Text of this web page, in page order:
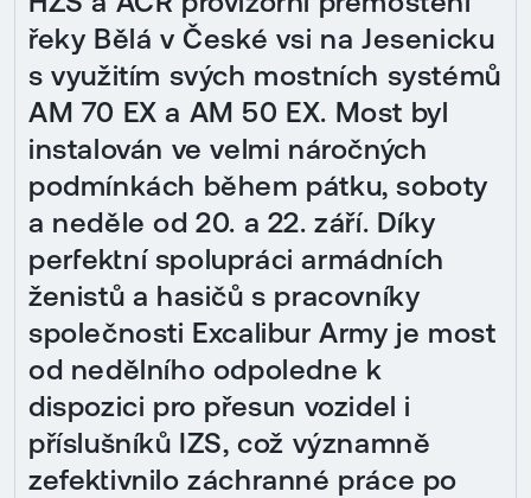
řeky Bělá v České vsi na Jesenicku
s využitím svých mostních systémů
AM 70 EX a AM 50 EX. Most byl
instalován ve velmi náročných
podmínkách během pátku, soboty
a neděle od 20. a 22. září. Díky
perfektní spolupráci armádních
ženistů a hasičů s pracovníky
společnosti Excalibur Army je most
od nedělního odpoledne k
dispozici pro přesun vozidel i
příslušníků IZS, což významně
zefektivnilo záchranné práce po